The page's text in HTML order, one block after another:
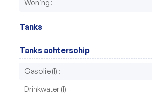
Woning
Tanks
Tanks achterschip
Gasolie (l)
Drinkwater (l)